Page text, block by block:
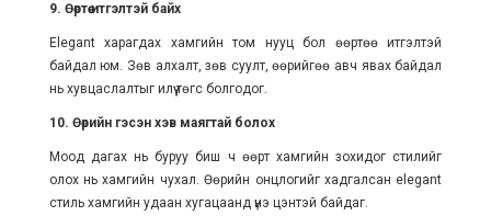
9. Өөртөө итгэлтэй байх
Elegant харагдах хамгийн том нууц бол өөртөө итгэлтэй
байдал юм. Зөв алхалт, зөв суулт, өөрийгөө авч явах байдал
нь хувцаслалтыг илүү төгс болгодог.
10. Өөрийн гэсэн хэв маягтай болох
Моод дагах нь буруу биш ч өөрт хамгийн зохидог стилийг
олох нь хамгийн чухал. Өөрийн онцлогийг хадгалсан elegant
стиль хамгийн удаан хугацаанд үнэ цэнтэй байдаг.